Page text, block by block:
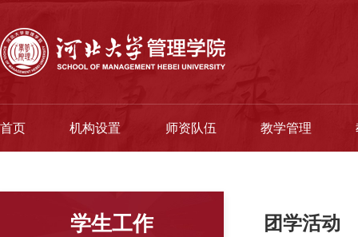
首页 机构设置 师资队伍 教学管理
学生工作 团学活动